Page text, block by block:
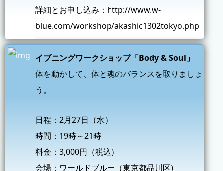
詳細とお申し込み： http://www.w-
blue.com/workshop/akashic1302tokyo.php
イブニングワークショップ「Body & Soul」
体を動かして、体と魂のバランスを取りましょ
う。
日程：2月27日（水）
時間：19時～21時
料金：3,000円（税込）
会場：ワールドブルー（東京都品川区)